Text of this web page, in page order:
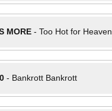
MORE- Too Hot for Heaven
- Bankrott Bankrott